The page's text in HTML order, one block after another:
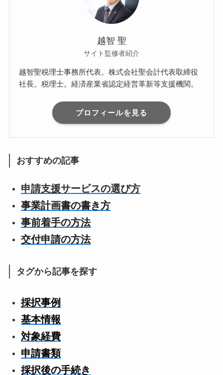
越智 聖
サイト監修者紹介
越智聖税理士事務所代表。株式会社聖会計代表取締役
社長。税理士。経済産業省認定経営革新等支援機関。
プロフィールを見る
おすすめの記事
申請支援サービスの選び方
事業計画書の書き方
事前着手の方法
交付申請の方法
タグから記事を探す
採択事例
基本情報
対象経費
申請書類
採択後の手続き